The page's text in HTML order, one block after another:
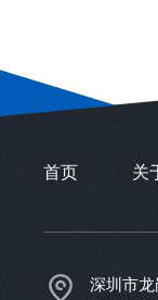
首页 关
深圳市